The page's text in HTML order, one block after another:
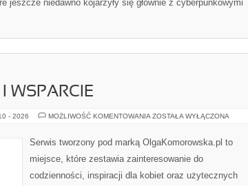
jeszcze niedawno kojarzyły się głównie z cyberpunkowymi
WSPARCIE
- 2026 MOŻLIWOŚĆ KOMENTOWANIA SPOŁECZNOŚĆ
ZOSTAŁA WYŁĄCZONA
Serwis tworzony pod marką OlgaKomorowska.pl to
miejsce, które zestawia zainteresowanie do
codzienności, inspiracji dla kobiet oraz użytecznych